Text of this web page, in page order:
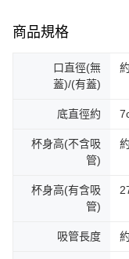
商品規格
口直徑(無
蓋)/(有蓋)
底直徑約
杯身高(不含吸
管)
杯身高(有含吸
管)
吸管長度